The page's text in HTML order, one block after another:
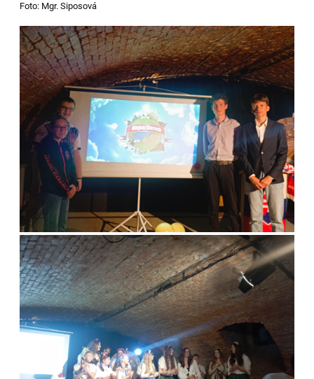
Foto: Mgr. Siposová